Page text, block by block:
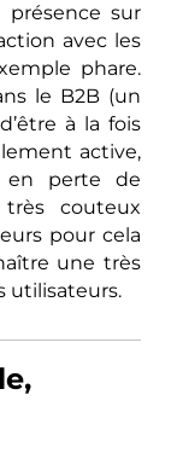
présence sur
avec les
phare.
le B2B (un
à la fois
active,
en perte de
couteux
pour cela
une très
utilisateurs.